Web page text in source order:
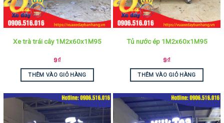
Xe trà trái cây 1M2x60x1M95
9₫
THÊM VÀO GIỎ HÀNG
Tủ nước ép 1M2x60x1M95
9₫
THÊM VÀO GIỎ HÀNG